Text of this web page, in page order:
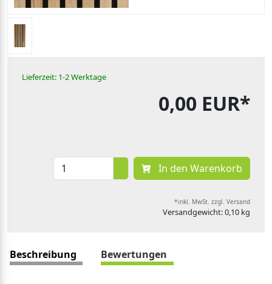
Lieferzeit: 1-2 Werktage
0,00 EUR*
In den Warenkorb
*inkl. MwSt. zzgl. Versand
Versandgewicht: 0,10 kg
Beschreibung Bewertungen